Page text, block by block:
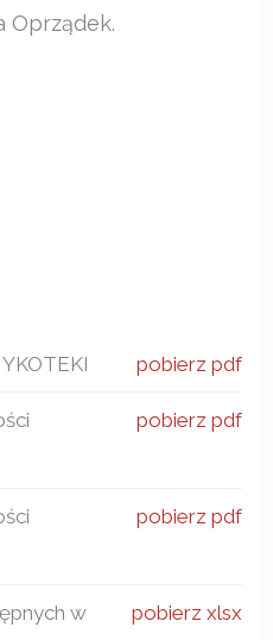
Oprządek.
pobierz pdf
pobierz pdf
pobierz pdf
w
pobierz xlsx